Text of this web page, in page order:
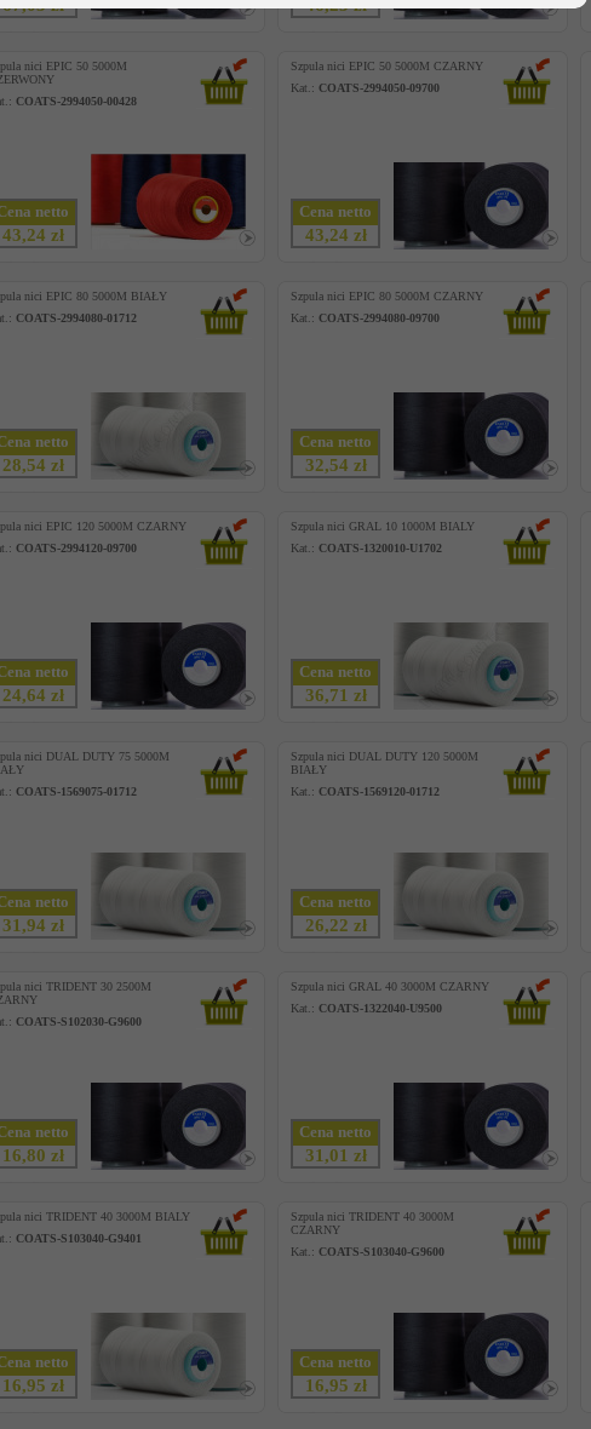
67,03 zł 46,23 zł
nici EPIC 50 5000M
COATS-2994050-00428
netto
43,24 zł
Szpula nici EPIC 50 5000M CZARNY
Kat.: COATS-2994050-09700
Cena netto
43,24 zł
nici EPIC 80 5000M BIAŁY
COATS-2994080-01712
netto
28,54 zł
Szpula nici EPIC 80 5000M CZARNY
Kat.: COATS-2994080-09700
Cena netto
32,54 zł
nici EPIC 120 5000M CZARNY
COATS-2994120-09700
netto
24,64 zł
Szpula nici GRAL 10 1000M BIALY
Kat.: COATS-1320010-U1702
Cena netto
36,71 zł
nici DUAL DUTY 75 5000M
COATS-1569075-01712
netto
31,94 zł
Szpula nici DUAL DUTY 120 5000M
BIAŁY
Kat.: COATS-1569120-01712
Cena netto
26,22 zł
nici TRIDENT 30 2500M
COATS-S102030-G9600
netto
16,80 zł
Szpula nici GRAL 40 3000M CZARNY
Kat.: COATS-1322040-U9500
Cena netto
31,01 zł
nici TRIDENT 40 3000M BIALY
COATS-S103040-G9401
netto
16,95 zł
Szpula nici TRIDENT 40 3000M
CZARNY
Kat.: COATS-S103040-G9600
Cena netto
16,95 zł